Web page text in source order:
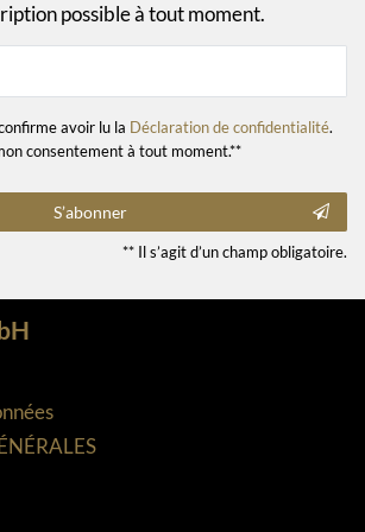
possible à tout moment.
avoir lu la Déclaration de confidentialité.
consentement à tout moment.**
S’abonner
** Il s’agit d’un champ obligatoire.